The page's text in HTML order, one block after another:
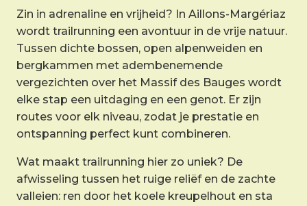
Zin in adrenaline en vrijheid? In Aillons-Margériaz
wordt trailrunning een avontuur in de vrije natuur.
Tussen dichte bossen, open alpenweiden en
bergkammen met adembenemende
vergezichten over het Massif des Bauges wordt
elke stap een uitdaging en een genot. Er zijn
routes voor elk niveau, zodat je prestatie en
ontspanning perfect kunt combineren.
Wat maakt trailrunning hier zo uniek? De
afwisseling tussen het ruige reliëf en de zachte
valleien: ren door het koele kreupelhout en sta